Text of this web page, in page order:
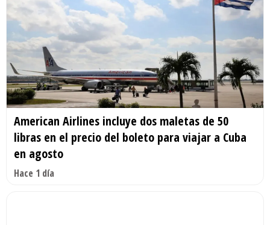
American Airlines incluye dos maletas de 50
libras en el precio del boleto para viajar a Cuba
en agosto
Hace 1 día